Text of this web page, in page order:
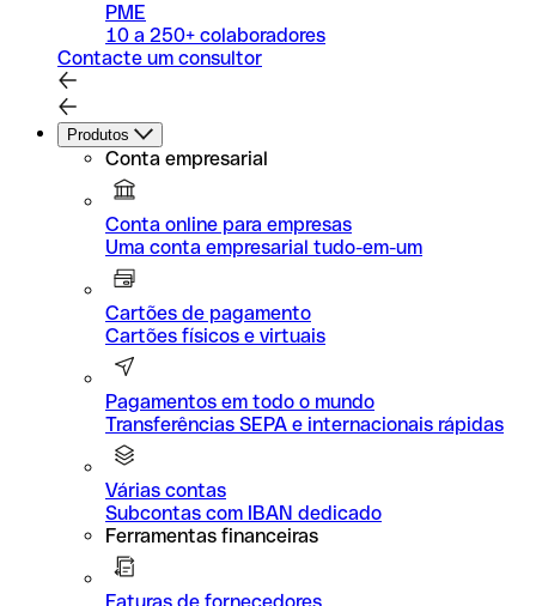
PME
10 a 250+ colaboradores
Contacte um consultor
Produtos
Conta empresarial
Conta online para empresas
Uma conta empresarial tudo-em-um
Cartões de pagamento
Cartões físicos e virtuais
Pagamentos em todo o mundo
Transferências SEPA e internacionais rápidas
Várias contas
Subcontas com IBAN dedicado
Ferramentas financeiras